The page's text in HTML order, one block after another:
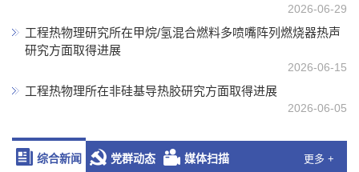
2026-06-29
工程热物理研究所在甲烷/氢混合燃料多喷嘴阵列燃烧器热声
研究方面取得进展
2026-06-15
工程热物理所在非硅基导热胶研究方面取得进展
2026-06-05
综合新闻 党群动态 媒体扫描 更多 +